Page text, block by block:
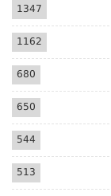
1347
1162
680
650
544
513